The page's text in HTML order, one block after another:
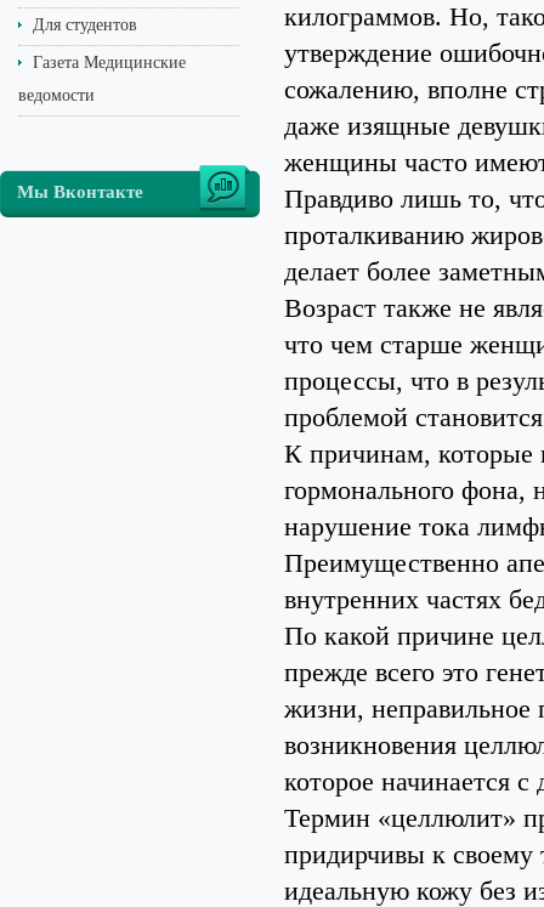
Для студентов
Газета Медицинские
ведомости
Мы Вконтакте
килограммов. Но,
утверждение
сожалению, вполне
даже изящные
женщины часто
Правдиво лишь то,
проталкиванию
делает более
Возраст также не
что чем старше
процессы, что в
проблемой
К причинам, которые
гормонального фона,
нарушение тока
Преимущественно
внутренних частях
По какой причине
прежде всего это
жизни,
возникновения
которое начинается
Термин «целлюлит»
придирчивы к своему
идеальную кожу без